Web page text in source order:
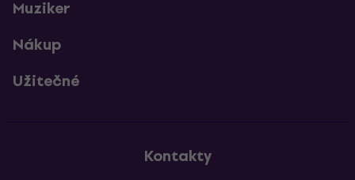
Muziker
Nákup
Užitečné
Kontakty